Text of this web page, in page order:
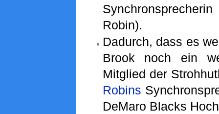
Robin).
Dadurch, dass es
Brook noch ein
Mitglied der
Robins
DeMaro Blacks